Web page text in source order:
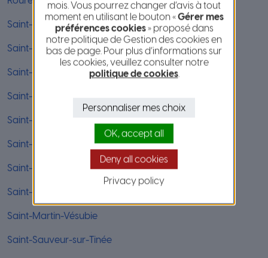
Saint-André-de-la-Roche
Saint-Blaise
Saint-Dalmas-le-Selvage
Saint-Etienne-de-Tinée
Saint-Jean-Cap-Ferrat
Saint-Jeannet
Saint-Laurent-du-Var
Saint-Martin-du-Var
Saint-Martin-Vésubie
Saint-Sauveur-sur-Tinée
mois. Vous pourrez changer d’avis à tout
moment en utilisant le bouton «Gérer mes
préférences cookies» proposé dans
notre politique de Gestion des cookies en
bas de page. Pour plus d’informations sur
les cookies, veuillez consulter notre
politique de cookies.
Personnaliser mes choix
OK, accept all
Deny all cookies
Privacy policy